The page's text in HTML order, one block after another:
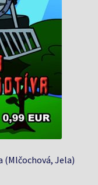
(Mlčochová, Jela)